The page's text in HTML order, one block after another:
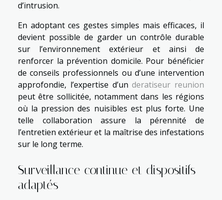
d’intrusion.
En adoptant ces gestes simples mais efficaces, il
devient possible de garder un contrôle durable
sur l’environnement extérieur et ainsi de
renforcer la prévention domicile. Pour bénéficier
de conseils professionnels ou d’une intervention
approfondie, l’expertise d’underatiseur reunion
peut être sollicitée, notamment dans les régions
où la pression des nuisibles est plus forte. Une
telle collaboration assure la pérennité de
l’entretien extérieur et la maîtrise des infestations
sur le long terme.
Surveillance continue et dispositifs
adaptés